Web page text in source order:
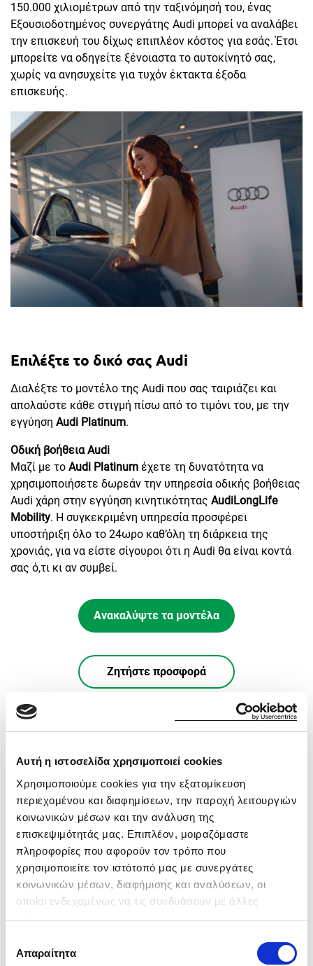
Αυτή η ιστοσελίδα χρησιμοποιεί cookies
Χρησιμοποιούμε cookies για την εξατομίκευση
περιεχομένου και διαφημίσεων, την παροχή λειτουργιών
κοινωνικών μέσων και την ανάλυση της
επισκεψιμότητάς μας. Επιπλέον, μοιραζόμαστε
πληροφορίες που αφορούν τον τρόπο που
χρησιμοποιείτε τον ιστότοπό μας με συνεργάτες
κοινωνικών μέσων, διαφήμισης και αναλύσεων, οι
οποίοι ενδεχομένως να τις συνδυάσουν με άλλες
πληροφορίες που τους έχετε παραχωρήσει ή τις οποίες
των υπηρεσιών τους.
συγκατάθεσης
Απαραίτητα
150.000 χιλιομέτρων από την ταξινόμησή του, ένας
Εξουσιοδοτημένος συνεργάτης Audi μπορεί να αναλάβει
την επισκευή του δίχως επιπλέον κόστος για εσάς. Έτσι
μπορείτε να οδηγείτε ξένοιαστα το αυτοκίνητό σας,
χωρίς να ανησυχείτε για τυχόν έκτακτα έξοδα
επισκευής.
Επιλέξτε το δικό σας Audi
Διαλέξτε το μοντέλο της Audi που σας ταιριάζει και
απολαύστε κάθε στιγμή πίσω από το τιμόνι του, με την
εγγύηση Audi Platinum.
Οδική βοήθεια Audi
Μαζί με το Audi Platinum έχετε τη δυνατότητα να
χρησιμοποιήσετε δωρεάν την υπηρεσία οδικής βοήθειας
Audi χάρη στην εγγύηση κινητικότητας AudiLongLife
Mobility. Η συγκεκριμένη υπηρεσία προσφέρει
υποστήριξη όλο το 24ωρο καθ’όλη τη διάρκεια της
χρονιάς, για να είστε σίγουροι ότι η Audi θα είναι κοντά
σας ό,τι κι αν συμβεί.
Ανακαλύψτε τα μοντέλα
Ζητήστε προσφορά
Audi Service